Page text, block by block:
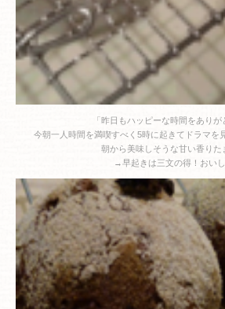
「昨日もハッピーな時間をあり
今朝一人時間を満喫すべく5時に起きてドラマを
朝から美味しそうな甘い香りた
→早起きは三文の得！おい